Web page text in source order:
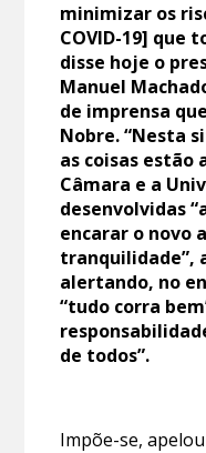
minimizar os
COVID-19] que
disse hoje o
Manuel
de imprensa
Nobre. “Nesta
as coisas estão
Câmara e a
desenvolvidas
encarar o novo
tranquilidade”,
alertando, no
“tudo corra
de todos”.
Impõe-se,